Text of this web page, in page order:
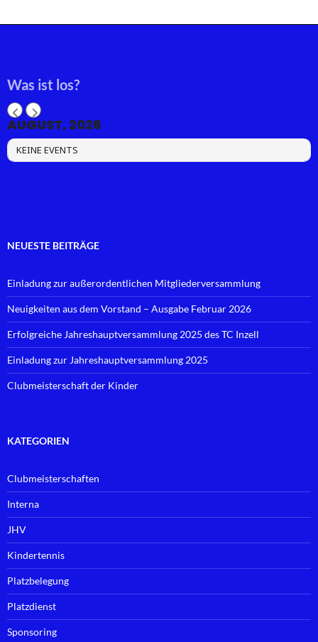
Was ist los?
AUGUST, 2026
KEINE EVENTS
NEUESTE BEITRÄGE
Einladung zur außerordentlichen Mitgliederversammlung
Neuigkeiten aus dem Vorstand – Ausgabe Februar 2026
Erfolgreiche Jahreshauptversammlung 2025 des TC Inzell
Einladung zur Jahreshauptversammlung 2025
Clubmeisterschaft der Kinder
KATEGORIEN
Clubmeisterschaften
Interna
JHV
Kindertennis
Platzbelegung
Platzdienst
Sponsoring